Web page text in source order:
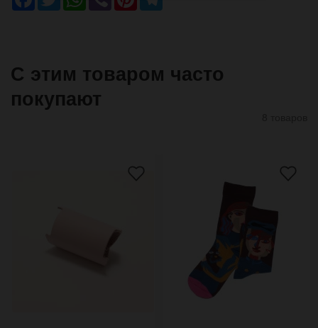
С этим товаром часто
покупают